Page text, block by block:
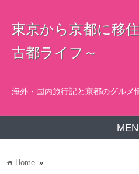
東京から京都に移
古都ライフ～
海外・国内旅行記と京都のグルメ
home Home »